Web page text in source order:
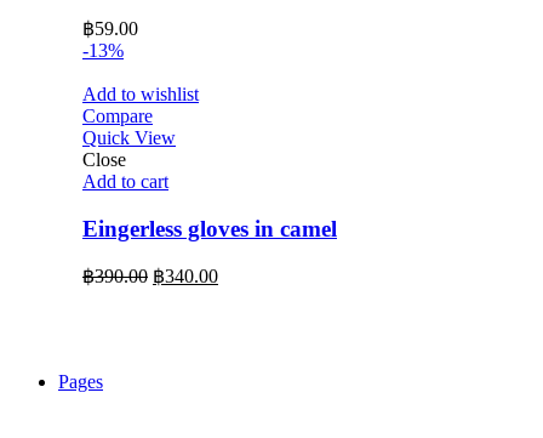
฿59.00
-13%
Add to wishlist
Compare
Quick View
Close
Add to cart
Eingerless gloves in camel
฿390.00 Original
฿340.00Current
Pages